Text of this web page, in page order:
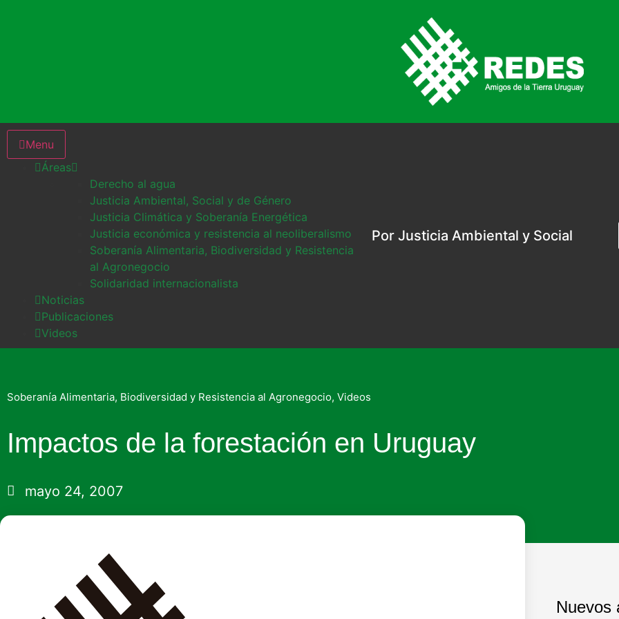
Menu
Áreas
Derecho al agua
Justicia Ambiental, Social y de Género
Justicia Climática y Soberanía Energética
Justicia económica y resistencia al neoliberalismo
Soberanía Alimentaria, Biodiversidad y Resistencia
al Agronegocio
Solidaridad internacionalista
Noticias
Publicaciones
Videos
Por Justicia Ambiental y Social
Soberanía Alimentaria, Biodiversidad y Resistencia al Agronegocio, Videos
Impactos de la forestación en Uruguay
mayo 24, 2007
Nuevos